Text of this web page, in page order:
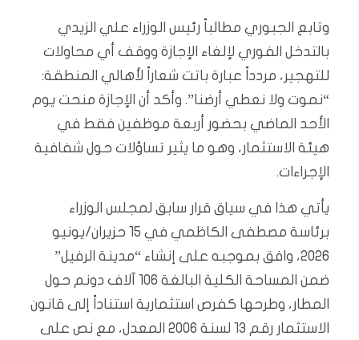
وتابع الجبوري مطالباً رئيس الوزراء علي الزيدي
بالتدخل الفوري لإلغاء الإجازة ووقف أي محاولات
للتهجير، مردداً عبارة باتت شعاراً لأهالي المنطقة:
“نموت ولا نعطي أرضنا”. وأكد أن الإجازة منحت يوم
الأحد الماضي بحضور أربعة موظفين فقط في
هيئة الاستثمار، وهو ما يثير تساؤلات حول شفافية
الإجراءات.
يأتي هذا في سياق قرار سابق لمجلس الوزراء
برئاسة مصطفى الكاظمي في 15 حزيران/يونيو
2026، وافق بموجبه على إنشاء “مدينة الرفيل”
ضمن المساحة الكلية البالغة 106 آلاف دونم حول
المطار، وطرحها كفرص استثمارية استناداً إلى قانون
الاستثمار رقم 13 لسنة 2006 المعدل، مع نص على